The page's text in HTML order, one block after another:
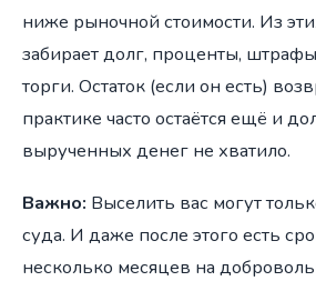
ниже рыночной стоимости. Из
забирает долг, проценты,
торги. Остаток (если он есть)
практике часто остаётся ещё и
вырученных денег не хватило.
Важно: Выселить вас могут
суда. И даже после этого есть
несколько месяцев на